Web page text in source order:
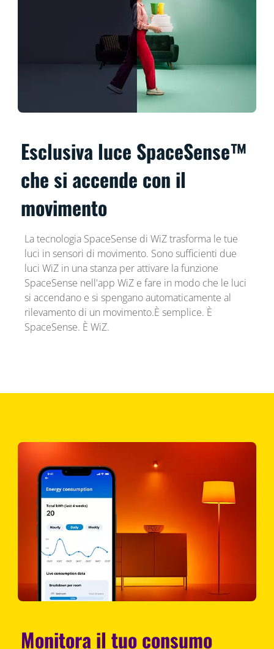
Esclusiva luce SpaceSense™
che si accende con il
movimento
La tecnologia SpaceSense di WiZ trasforma le tue
luci in sensori di movimento. Sono sufficienti due
luci WiZ in una stanza per attivare la funzione
SpaceSense nell'app WiZ e fare in modo che le luci
si accendano e si spengano automaticamente al
rilevamento di un movimento.È semplice. È
SpaceSense. È WiZ.
Monitora il tuo consumo